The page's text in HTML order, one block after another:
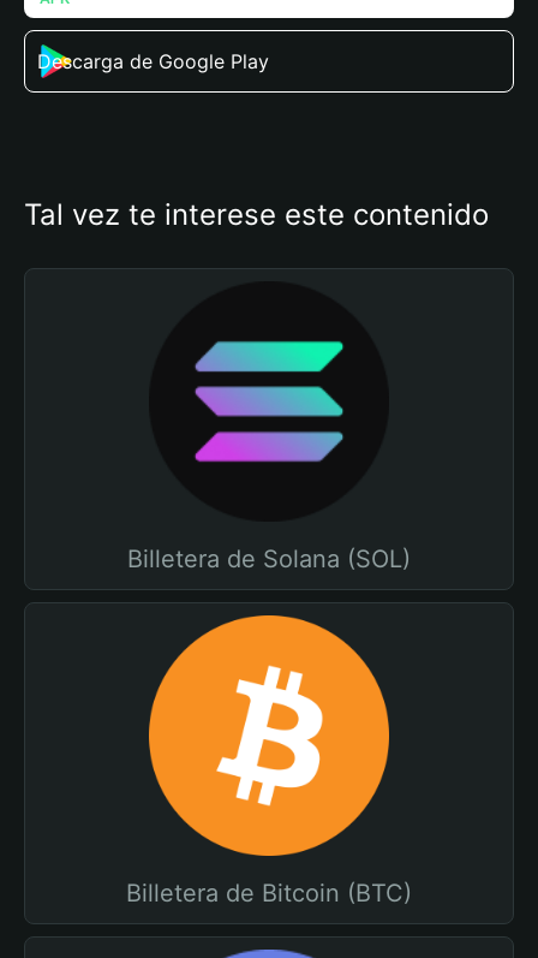
Descarga de Google Play
Tal vez te interese este contenido
Billetera de Solana (SOL)
Billetera de Bitcoin (BTC)